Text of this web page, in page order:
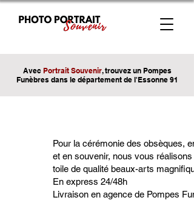
Avec Portrait Souvenir, trouvez un Pompes
Funèbres dans le département de l'Essonne 91
Pour la cérémonie des obsèques,
et en souvenir, nous vous
toile de qualité beaux-arts
En express 24/48h
Livraison en agence de Pompes